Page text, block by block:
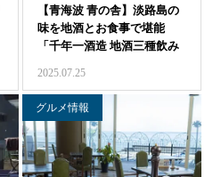
食べる 体験する 青の舎
青海波
【青海波 青の舎】淡路島の
味を地酒とお食事で堪能
「千年一酒造 地酒三種飲み
2025.07.25
グルメ情報